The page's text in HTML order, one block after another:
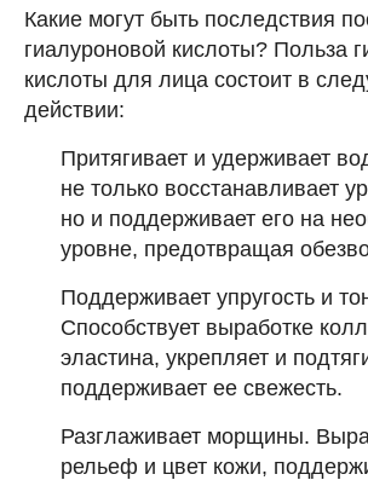
Какие могут быть последствия
гиалуроновой кислоты? Польза
кислоты для лица состоит в
действии:
Притягивает и удерживает
не только восстанавливает
но и поддерживает его на
уровне, предотвращая
Поддерживает упругость и
Способствует выработке
эластина, укрепляет и
поддерживает ее свежесть.
Разглаживает морщины.
рельеф и цвет кожи,